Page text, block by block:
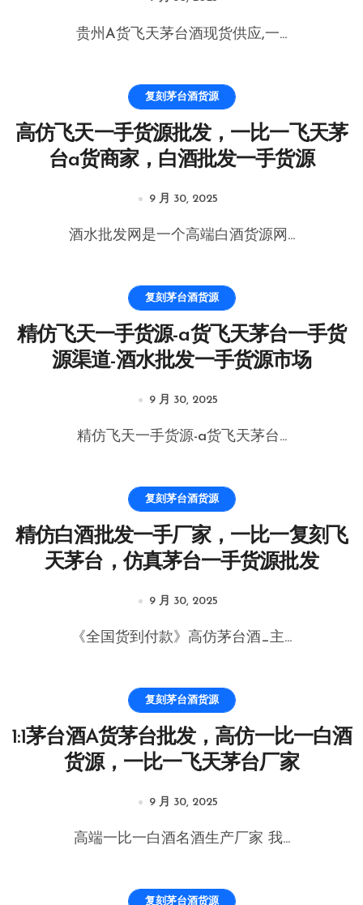
贵州A货飞天茅台酒现货供应,一...
复刻茅台酒货源
高仿飞天一手货源批发，一比一飞天茅
台a货商家，白酒批发一手货源
9 月 30, 2025
酒水批发网是一个高端白酒货源网...
复刻茅台酒货源
精仿飞天一手货源-a货飞天茅台一手货
源渠道-酒水批发一手货源市场
9 月 30, 2025
精仿飞天一手货源-a货飞天茅台...
复刻茅台酒货源
精仿白酒批发一手厂家，一比一复刻飞
天茅台，仿真茅台一手货源批发
9 月 30, 2025
《全国货到付款》高仿茅台酒_主...
复刻茅台酒货源
1:1茅台酒A货茅台批发，高仿一比一白酒
货源，一比一飞天茅台厂家
9 月 30, 2025
高端一比一白酒名酒生产厂家 我...
复刻茅台酒货源